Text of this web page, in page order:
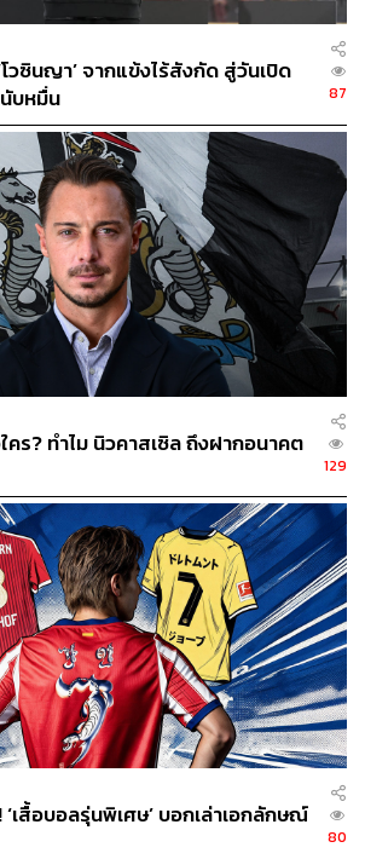
ในสายตาของเขาแล้วคนนี้แหละเท่
ด้ไม่นานกับเรดบูล ซัลซ์บวร์ก ลูกชาย
นด์ ถูกถามว่าใครคือนักเตะที่มีอิทธิพล
เมสซี หรือโรนัลโด ก็อาจจะเป็น ซลาตัน
เยร์ ดร็อกบา ไปเลย
ษ์คือ ‘มิชู!’ ก่อนจะขยายความว่า “ผม
เขาเล่นเท้าซ้าย สูง และเป็นคนจบ
นกองหน้าคนอื่นทำได้ดี และนั่นอาจเป็น
ยายามเล่นให้คมตลอดเวลา และนั่น
ชูมากๆ
างลื่นไหล ไม่มีอะไรดีไปกว่าการได้ดู
ผมมีความสุขทุกครั้งที่ได้เห็นเขาเล่น
ชีวิต”
“Who was your idol growing
Håland: “Michu. I loved
at Swansea. He played
วซินญา’ จากแข้งไร้สังกัด สู่วันเปิด
บหมื่น
87
คร? ทำไม นิวคาสเซิล ถึงฝากอนาคต
129
เสื้อบอลรุ่นพิเศษ’ บอกเล่าเอกลักษณ์
80